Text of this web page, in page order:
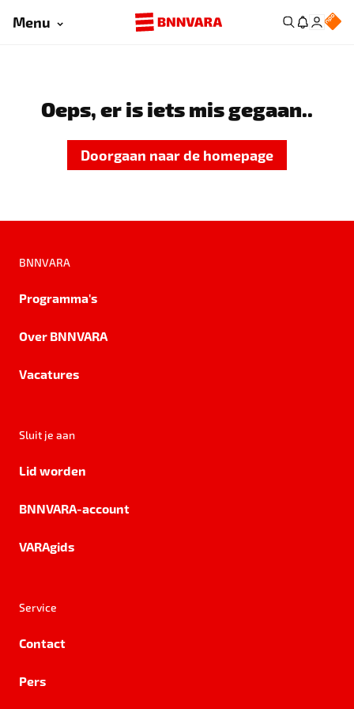
Menu
Oeps, er is iets mis gegaan..
Doorgaan naar de homepage
BNNVARA
Programma's
Over BNNVARA
Vacatures
Sluit je aan
Lid worden
BNNVARA-account
VARAgids
Service
Contact
Pers